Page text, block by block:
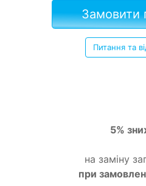
Замовити
Питання та
5%
на заміну
при